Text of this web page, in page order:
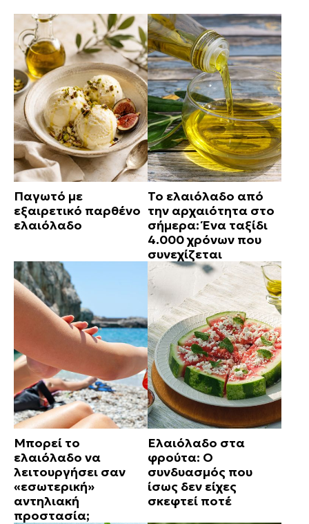
Παγωτό με
εξαιρετικό παρθένο
ελαιόλαδο
Το ελαιόλαδο από
την αρχαιότητα στο
σήμερα: Ένα ταξίδι
4.000 χρόνων που
συνεχίζεται
Μπορεί το
ελαιόλαδο να
λειτουργήσει σαν
«εσωτερική»
αντηλιακή
προστασία;
Ελαιόλαδο στα
φρούτα: Ο
συνδυασμός που
ίσως δεν είχες
σκεφτεί ποτέ